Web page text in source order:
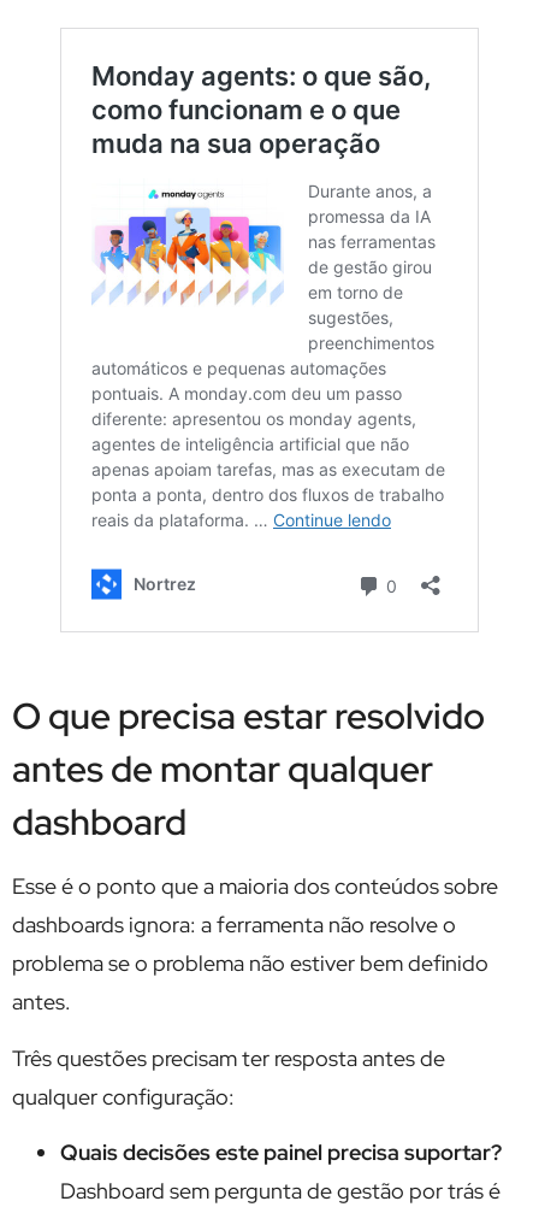
O que precisa estar resolvido
antes de montar qualquer
dashboard
Esse é o ponto que a maioria dos conteúdos sobre
dashboards ignora: a ferramenta não resolve o
problema se o problema não estiver bem definido
antes.
Três questões precisam ter resposta antes de
qualquer configuração:
Quais decisões este painel precisa suportar?
Dashboard sem pergunta de gestão por trás é